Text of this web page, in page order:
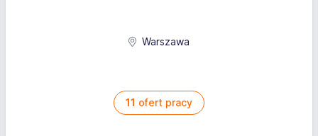
Warszawa
11 ofert pracy